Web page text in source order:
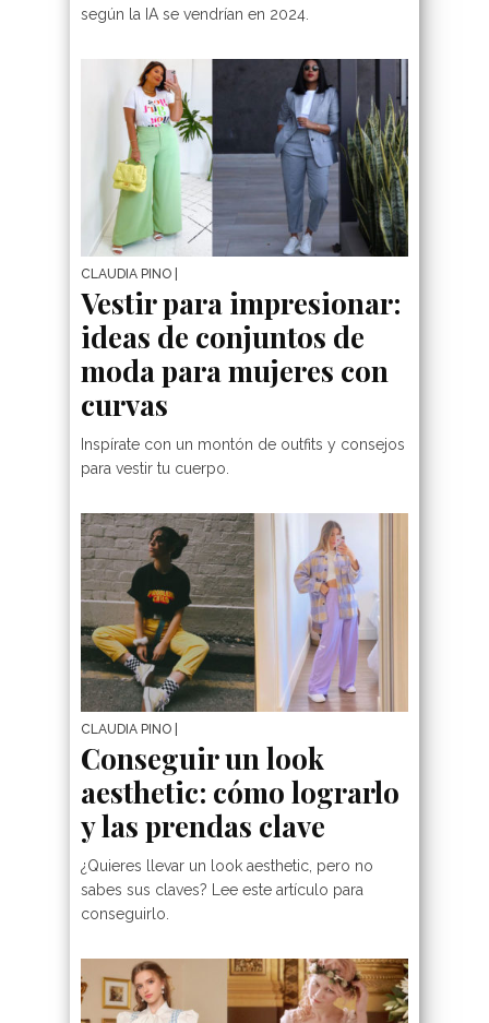
según la IA se vendrían en 2024.
CLAUDIA PINO
Vestir para impresionar:
ideas de conjuntos de
moda para mujeres con
curvas
Inspírate con un montón de outfits y consejos
para vestir tu cuerpo.
CLAUDIA PINO
Conseguir un look
aesthetic: cómo lograrlo
y las prendas clave
¿Quieres llevar un look aesthetic, pero no
sabes sus claves? Lee este artículo para
conseguirlo.